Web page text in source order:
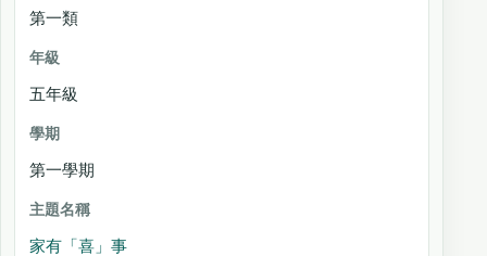
第一類
五年級
第一學期
家有「喜」事